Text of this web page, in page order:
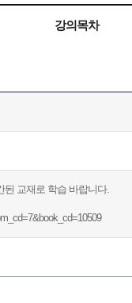
강의목차
된 교재로 학습 바랍니다.